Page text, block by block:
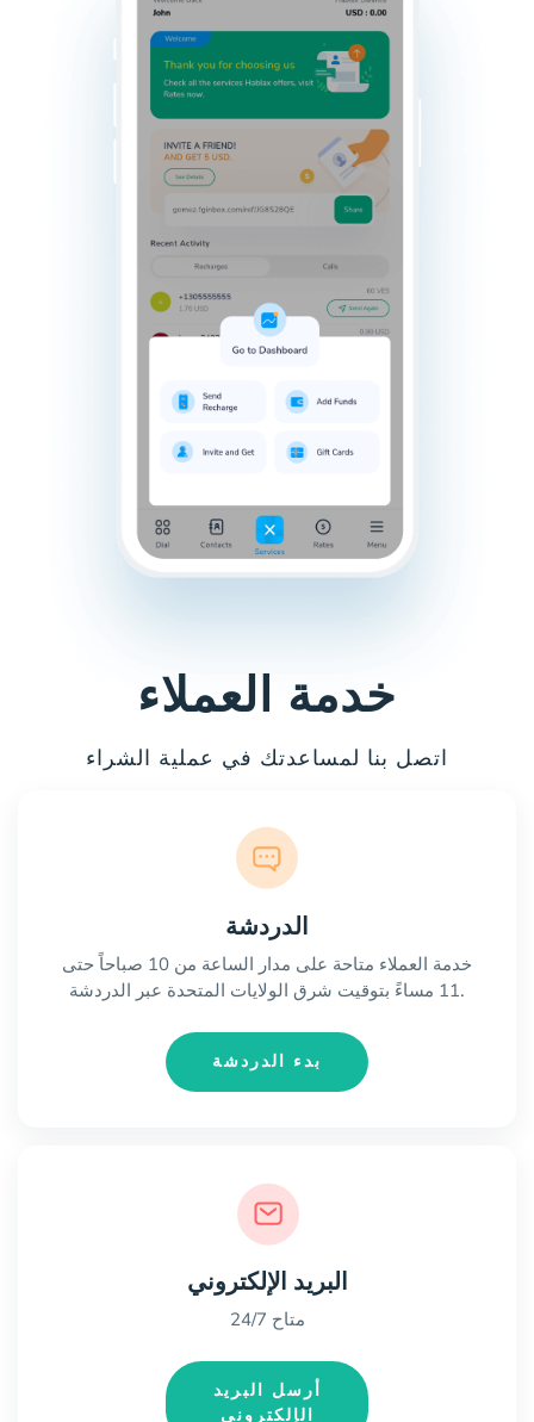
خدمة العملاء
اتصل بنا لمساعدتك في عملية الشراء
الدردشة
خدمة العملاء متاحة على مدار الساعة من 10 صباحاً حتى
11 مساءً بتوقيت شرق الولايات المتحدة عبر الدردشة.
بدء الدردشة
البريد الإلكتروني
متاح 24/7
أرسل البريد
الإلكتروني